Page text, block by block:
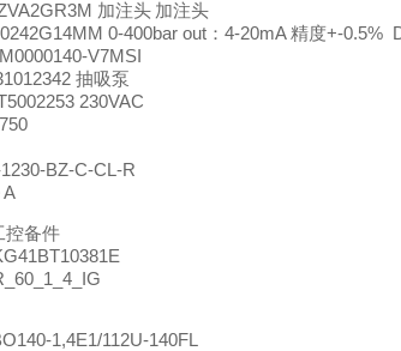
加注头 加注头
0-400bar out ： 4-20mA精度+-0.5%
V7MSI
抽吸泵
230VAC
BZ-C-CL-R
A
控备件
1,4E1/112U-140FL